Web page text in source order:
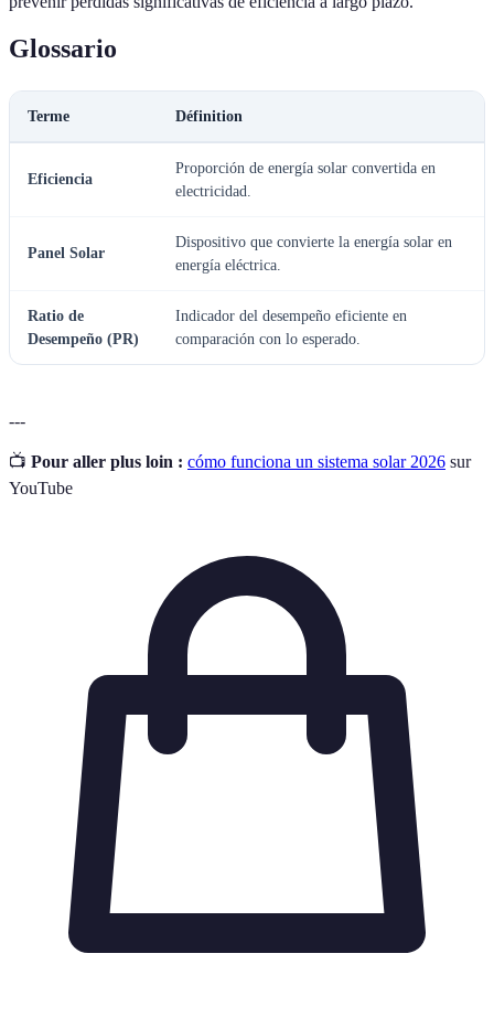
Glossario
Terme Définition
Eficiencia
Proporción de energía solar convertida en
electricidad.
Panel Solar
Dispositivo que convierte la energía solar en
energía eléctrica.
Ratio de
Desempeño (PR)
Indicador del desempeño eficiente en
comparación con lo esperado.
---
📺 Pour aller plus loin : cómo funciona un sistema solar 2026 sur
YouTube